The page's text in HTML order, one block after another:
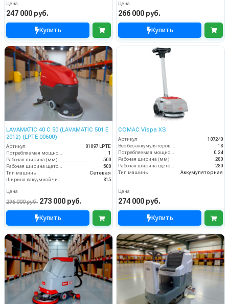
Цена
247 000 руб.
Купить
Цена
266 000 руб.
Купить
LAVAMATIC 40 C 50 (LAVAMATIC 501 E
2012) (LPTE 00600)
Артикул
01097 LPTE
Потребляемая мощность (кВт)
1
Рабочая ширина (мм)
500
Рабочая ширина щеток (мм)
500
Тип машины
Сетевая
Ширина вакуумной чистки (мм)
815
Цена
296 000 руб. 273 000 руб.
Купить
COMAC Vispa XS
Артикул
107240
Вес без аккумуляторов (кг)
18
Потребляемая мощность (кВт)
0.24
Рабочая ширина (мм)
280
Рабочая ширина щеток (мм)
280
Тип машины
Аккумуляторная
Цена
274 000 руб.
Купить